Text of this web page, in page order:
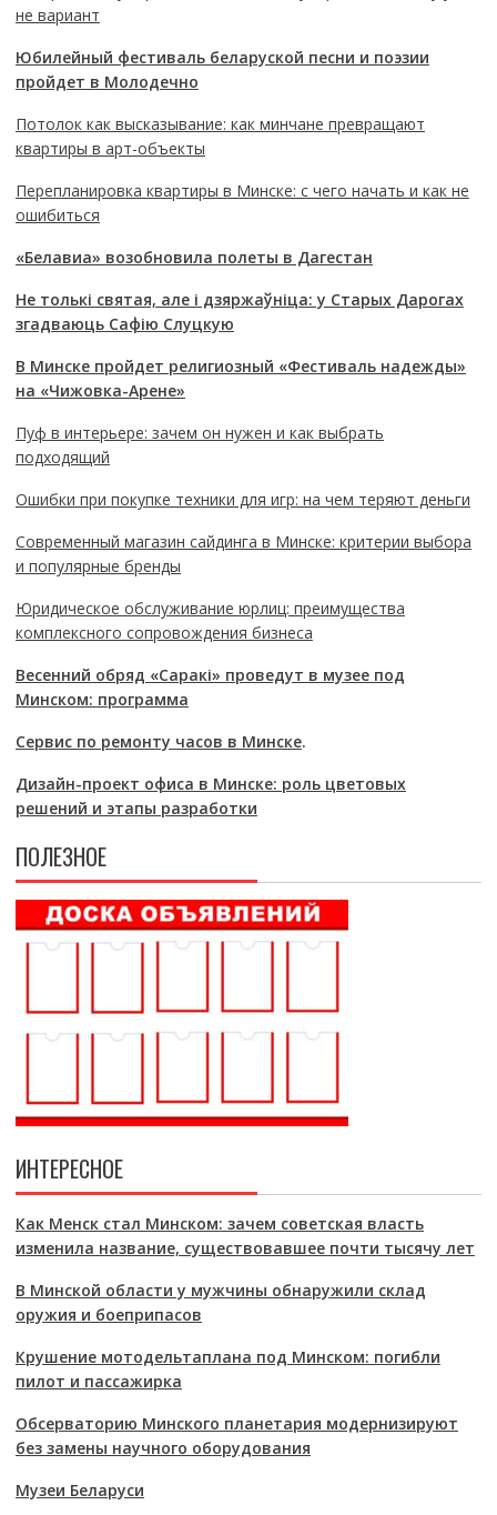
не вариант
Юбилейный фестиваль беларуской песни и поэзии
пройдет в Молодечно
Потолок как высказывание: как минчане превращают
квартиры в арт-объекты
Перепланировка квартиры в Минске: с чего начать и как не
ошибиться
«Белавиа» возобновила полеты в Дагестан
Не толькі святая, але і дзяржаўніца: у Старых Дарогах
згадваюць Сафію Слуцкую
В Минске пройдет религиозный «Фестиваль надежды»
на «Чижовка-Арене»
Пуф в интерьере: зачем он нужен и как выбрать
подходящий
Ошибки при покупке техники для игр: на чем теряют деньги
Современный магазин сайдинга в Минске: критерии выбора
и популярные бренды
Юридическое обслуживание юрлиц: преимущества
комплексного сопровождения бизнеса
Весенний обряд «Саракі» проведут в музее под
Минском: программа
Сервис по ремонту часов в Минске.
Дизайн-проект офиса в Минске: роль цветовых
решений и этапы разработки
ПОЛЕЗНОЕ
ИНТЕРЕСНОЕ
Как Менск стал Минском: зачем советская власть
изменила название, существовавшее почти тысячу лет
В Минской области у мужчины обнаружили склад
оружия и боеприпасов
Крушение мотодельтаплана под Минском: погибли
пилот и пассажирка
Обсерваторию Минского планетария модернизируют
без замены научного оборудования
Музеи Беларуси